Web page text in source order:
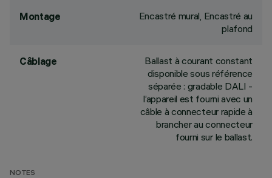
Montage
Encastré mural, Encastré au
plafond
Câblage
Ballast à courant constant
disponible sous référence
séparée : gradable DALI -
l’appareil est fourni avec un
câble à connecteur rapide à
brancher au connecteur
fourni sur le ballast.
NOTES